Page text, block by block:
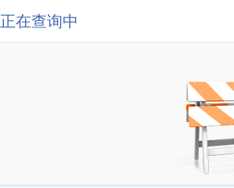
正在查询中